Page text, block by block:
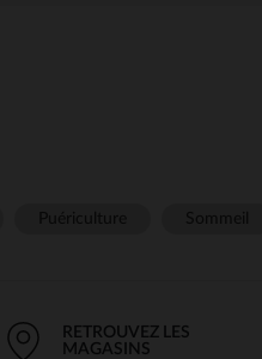
RETROUVEZ LES
MAGASINS